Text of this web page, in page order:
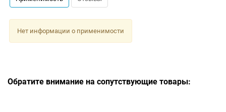
Нет информации о применимости
Обратите внимание на сопутствующие товары: